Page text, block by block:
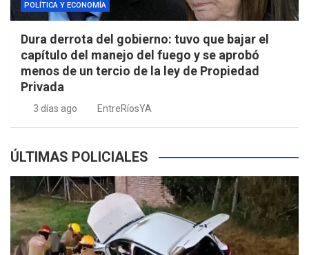
POLÍTICA Y ECONOMÍA
Dura derrota del gobierno: tuvo que bajar el
capítulo del manejo del fuego y se aprobó
menos de un tercio de la ley de Propiedad
Privada
3 días ago EntreRíosYA
ÚLTIMAS POLICIALES